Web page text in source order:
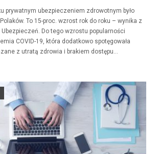
prywatnym ubezpieczeniem zdrowotnym było
To 15-proc. wzrost rok do roku – wynika z
Do tego wzrostu popularności
COVID-19, która dodatkowo spotęgowała
z utratą zdrowia i brakiem dostępu...